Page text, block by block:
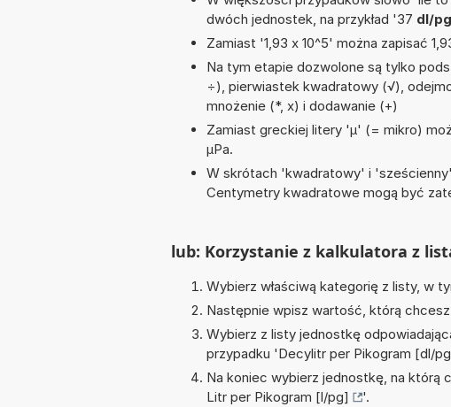
dwóch jednostek, na przykład '37 dl/
Zamiast '1,93 x 10^5' można zapisać
Na tym etapie dozwolone są tylko
÷), pierwiastek kwadratowy (√),
mnożenie (*, x) i dodawanie (+)
Zamiast greckiej litery 'µ' (= mikro)
µPa.
W skrótach 'kwadratowy' i
Centymetry kwadratowe mogą być
lub: Korzystanie z kalkulatora z
Wybierz właściwą kategorię z listy, w
Następnie wpisz wartość, którą
Wybierz z listy jednostkę
przypadku 'Decylitr per Pikogram [dl/
Na koniec wybierz jednostkę, na
Litr per Pikogram [l/pg]
'.